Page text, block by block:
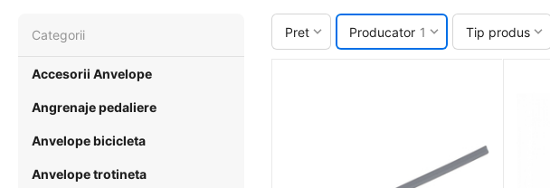
Pret Producator 1 Tip produs
Сategorii
Accesorii Anvelope
Angrenaje pedaliere
Anvelope bicicleta
Anvelope trotineta